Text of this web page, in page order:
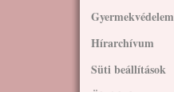
Gyermekvédelem
Hírarchívum
Süti beállítások